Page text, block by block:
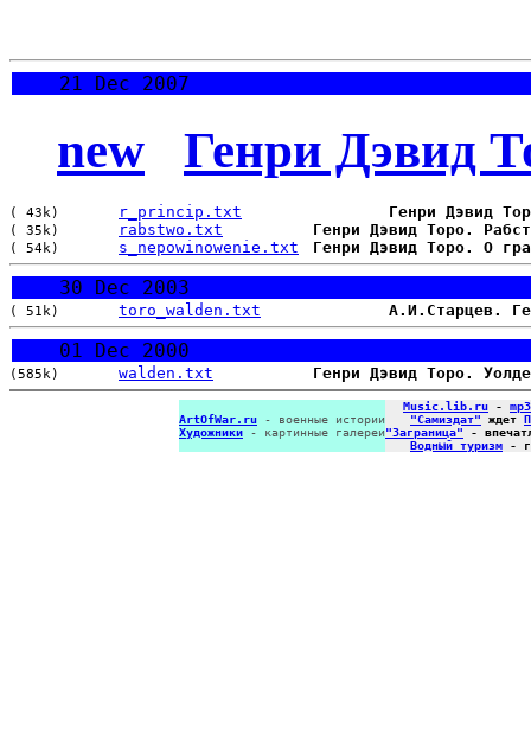
21 Dec 2007
new Генри Дэвид
( 43k) r_princip.txt Генри Дэвид
( 35k) rabstwo.txt Генри Дэвид Торо.
( 54k) s_nepowinowenie.txt Генри Дэвид Торо. О
30 Dec 2003
( 51k) toro_walden.txt А.И.Старцев.
01 Dec 2000
(585k) walden.txt Генри Дэвид Торо.
ArtOfWar.ru - военные истории
Художники - картинные галереи
Music.lib.ru - mp3
"Самиздат" ждет
"Заграница" -
Водный туризм -